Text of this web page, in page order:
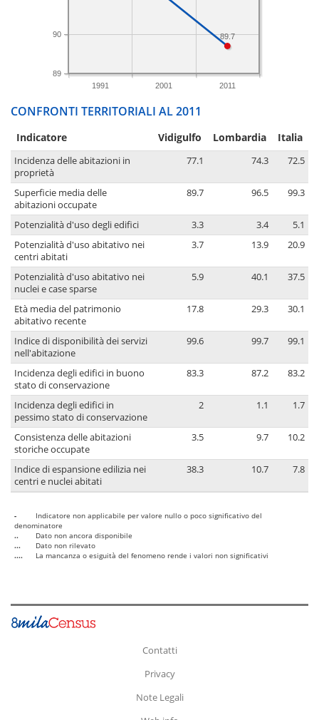
1991 2001 2011
89
90 89.7
CONFRONTI TERRITORIALI AL 2011
Indicatore Vidigulfo Lombardia Italia
Incidenza delle abitazioni in
proprietà
77.1 74.3 72.5
Superficie media delle
abitazioni occupate
89.7 96.5 99.3
Potenzialità d'uso degli edifici 3.3 3.4
5.1
Potenzialità d'uso abitativo nei
centri abitati
3.7 13.9 20.9
Potenzialità d'uso abitativo nei
nuclei e case sparse
5.9 40.1 37.5
Età media del patrimonio
abitativo recente
17.8 29.3 30.1
Indice di disponibilità dei servizi
nell'abitazione
99.6 99.7 99.1
Incidenza degli edifici in buono
stato di conservazione
83.3 87.2 83.2
Incidenza degli edifici in
pessimo stato di conservazione
2 1.1 1.7
Consistenza delle abitazioni
storiche occupate
3.5 9.7 10.2
Indice di espansione edilizia nei
centri e nuclei abitati
38.3 10.7 7.8
-
Indicatore non applicabile per valore nullo o poco significativo del
denominatore
..
Dato non ancora disponibile
...
Dato non rilevato
....
La mancanza o esiguità del fenomeno rende i valori non significativi
Contatti
Privacy
Note Legali